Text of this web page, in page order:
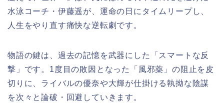
水泳コーチ・伊藤遥が、運命の日にタイムリープし、
人生をやり直す痛快な逆転劇です。
物語の鍵は、過去の記憶を武器にした「スマートな反
撃」です。1度目の敗因となった「風邪薬」の阻止を皮
切りに、ライバルの優奈や大輝が仕掛ける執拗な陰謀
を次々と論破・回避していきます。